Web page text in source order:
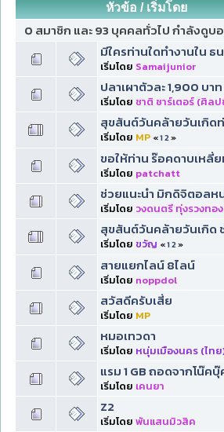
หัวข้อ/เริ่มโดย
0 สมาชิก และ 93 บุคคลทั่วไป กำลังดูบ
มีใครท่านใดทำงานใน ธ
เริ่มโดย Samaijunior
ปลาเผาตัวละ 1,900 บาท
เริ่มโดย ชาติ ชาร์เตอร์ (ศิล
สุขสันต์วันคล้ายวันเกิด
เริ่มโดย MP «12»
ขอให้ท่าน ร๊อคดาบเหลี่
เริ่มโดย patchatt
ช่วยแนะนำ มิกดิจิตอลห
เริ่มโดย วงดนตรี ทุ่งรวงทอ
สุขสันต์วันคล้ายวันเกิด
เริ่มโดย ขวัญ «12»
สายแยกไลน์ 8ไลน์
เริ่มโดย noppdol
สวัสดีครับเสี่ย
เริ่มโดย MP
หมอเทวดา
เริ่มโดย หนุ่มเมืองนคร (ไท
แรม 1 GB ถอดจากโน๊คบุ๊
เริ่มโดย เคนยา
Z2
เริ่มโดย พันแสนมิวสิค